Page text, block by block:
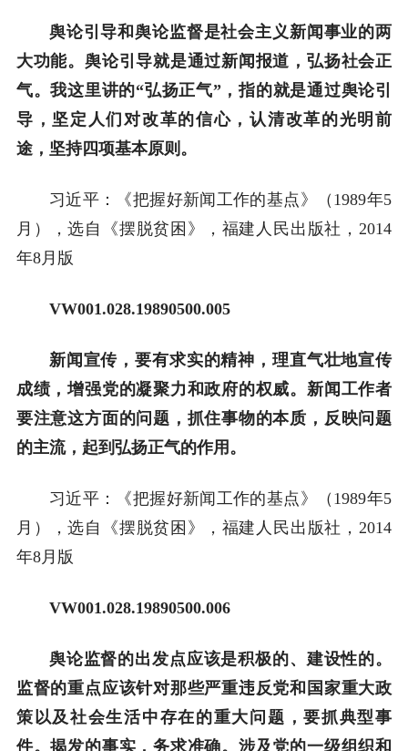
舆论引导和舆论监督是社会主义新闻事业的两
大功能。舆论引导就是通过新闻报道，弘扬社会正
气。我这里讲的“弘扬正气”，指的就是通过舆论引
导，坚定人们对改革的信心，认清改革的光明前
途，坚持四项基本原则。
习近平：《把握好新闻工作的基点》（1989年5
月），选自《摆脱贫困》，福建人民出版社，2014
年8月版
VW001.028.19890500.005
新闻宣传，要有求实的精神，理直气壮地宣传
成绩，增强党的凝聚力和政府的权威。新闻工作者
要注意这方面的问题，抓住事物的本质，反映问题
的主流，起到弘扬正气的作用。
习近平：《把握好新闻工作的基点》（1989年5
月），选自《摆脱贫困》，福建人民出版社，2014
年8月版
VW001.028.19890500.006
舆论监督的出发点应该是积极的、建设性的。
监督的重点应该针对那些严重违反党和国家重大政
策以及社会生活中存在的重大问题，要抓典型事
件。揭发的事实，务求准确。涉及党的一级组织和